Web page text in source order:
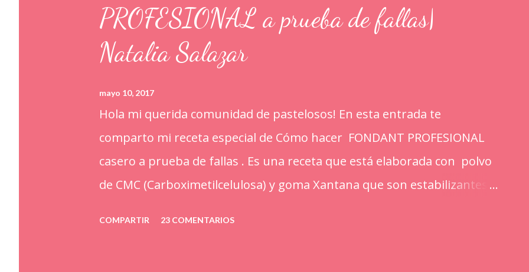
PROFESIONAL a prueba de fallas|
Natalia Salazar
mayo 10, 2017
Hola mi querida comunidad de pastelosos! En esta entrada te
comparto mi receta especial de Cómo hacer FONDANT PROFESIONAL
casero a prueba de fallas . Es una receta que está elaborada con polvo
de CMC (Carboximetilcelulosa) y goma Xantana que son estabilizantes
COMPARTIR 23 COMENTARIOS